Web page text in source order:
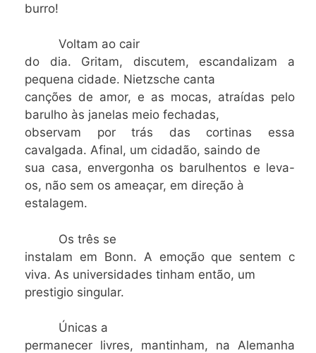
burro!
Voltam ao cair
do dia. Gritam, discutem, escandalizam a
pequena cidade. Nietzsche canta
canções de amor, e as mocas, atraídas pelo
barulho às janelas meio fechadas,
observam por trás das cortinas essa
cavalgada. Afinal, um cidadão, saindo de
sua casa, envergonha os barulhentos e leva-
os, não sem os ameaçar, em direção à
estalagem.
Os três se
instalam em Bonn. A emoção que sentem c
viva. As universidades tinham então, um
prestigio singular.
Únicas a
permanecer livres, mantinham, na Alemanha